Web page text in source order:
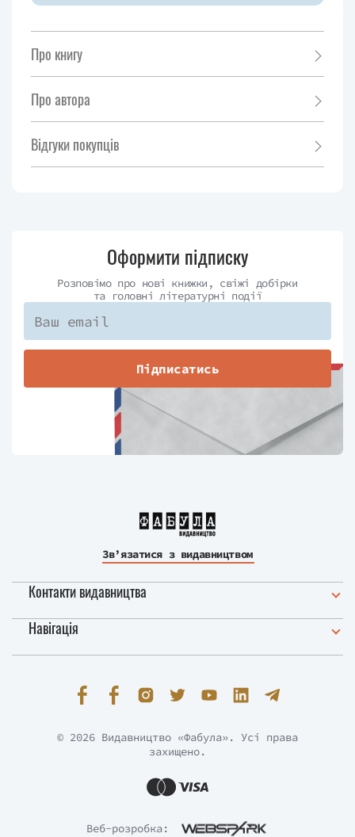
Про книгу
Про автора
Відгуки покупців
Оформити підписку
Розповімо про нові книжки, свіжі добірки
та головні літературні події
Підписатись
Зв’язатися з видавництвом
Контакти видавництва
Навігація
Веб-розробка:
© 2026 Видавництво «Фабула». Усі права
захищено.